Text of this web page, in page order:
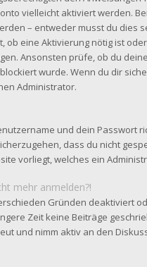
vielleicht aktiviert werden.
– entweder musst du dies
eine Aktivierung nötig ist
Ansonsten prüfe, ob du
wurde. Wenn du dir
Administrator.
und dein Passwort
dass du nicht
vorliegt, welches ein
mehr anmelden?!
Gründen deaktiviert
Zeit keine Beiträge
und nimm aktiv an den